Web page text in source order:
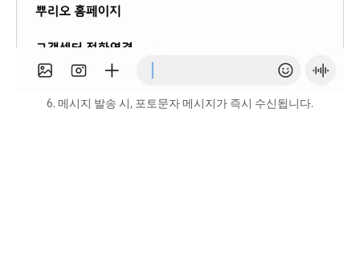
6. 메시지 발송 시, 포토문자 메시지가 즉시 수신됩니다.